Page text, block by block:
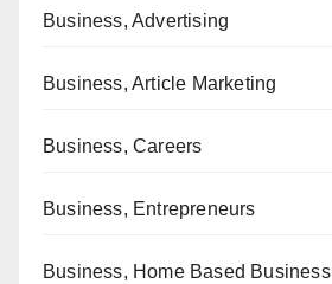
Business, Advertising
Business, Article Marketing
Business, Careers
Business, Entrepreneurs
Business, Home Based Business